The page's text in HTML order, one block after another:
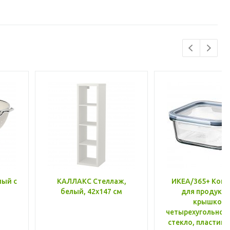
с
КАЛЛАКС Стеллаж,
белый, 42x147 см
ИКЕА/365+
для
крышкой,
стекло, пластик